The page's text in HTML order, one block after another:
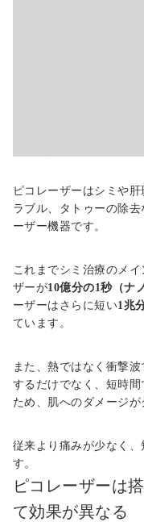
ピコレーザーはシミや
ラブル、タトゥーの除
ーザー機器です。
これまでシミ治療のメ
ザーが10億分の1秒（ナ
ーザーはさらに短い1兆
ています。
また、熱ではなく衝撃
するだけでなく、短時
ため、肌へのダメージが
従来より痛みが少なく
す。
ピコレーザーは
て効果が異なる